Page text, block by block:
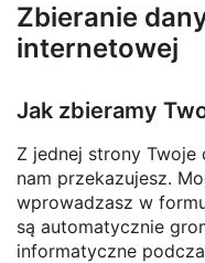
Zbieranie
internetowej
Jak zbieramy
Z jednej strony Twoje
nam przekazujesz.
wprowadzasz w
są automatycznie
informatyczne